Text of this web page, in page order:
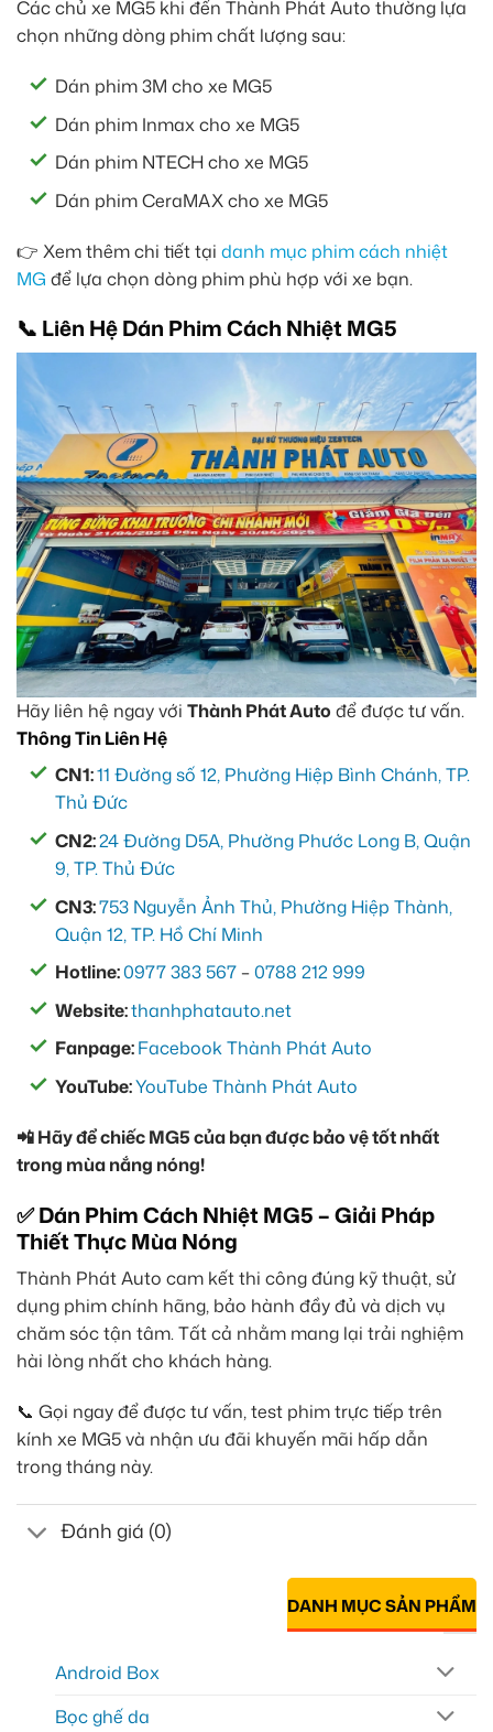
Các chủ xe MG5 khi đến Thành Phát Auto thường lựa
chọn những dòng phim chất lượng sau:
Dán phim 3M cho xe MG5
Dán phim Inmax cho xe MG5
Dán phim NTECH cho xe MG5
Dán phim CeraMAX cho xe MG5
👉 Xem thêm chi tiết tại danh mục phim cách nhiệt
MG để lựa chọn dòng phim phù hợp với xe bạn.
📞 Liên Hệ Dán Phim Cách Nhiệt MG5
Hãy liên hệ ngay với Thành Phát Auto để được tư vấn.
Thông Tin Liên Hệ
CN1:11 Đường số 12, Phường Hiệp Bình Chánh, TP.
Thủ Đức
CN2:24 Đường D5A, Phường Phước Long B, Quận
9, TP. Thủ Đức
CN3:753 Nguyễn Ảnh Thủ, Phường Hiệp Thành,
Quận 12, TP. Hồ Chí Minh
Hotline:0977 383 567 –0788 212 999
Website:thanhphatauto.net
Fanpage:Facebook Thành Phát Auto
YouTube:YouTube Thành Phát Auto
📲 Hãy để chiếc MG5 của bạn được bảo vệ tốt nhất
trong mùa nắng nóng!
✅ Dán Phim Cách Nhiệt MG5 – Giải Pháp
Thiết Thực Mùa Nóng
Thành Phát Auto cam kết thi công đúng kỹ thuật, sử
dụng phim chính hãng, bảo hành đầy đủ và dịch vụ
chăm sóc tận tâm. Tất cả nhằm mang lại trải nghiệm
hài lòng nhất cho khách hàng.
📞 Gọi ngay để được tư vấn, test phim trực tiếp trên
kính xe MG5 và nhận ưu đãi khuyến mãi hấp dẫn
trong tháng này.
Đánh giá (0)
DANH MỤC SẢN PHẨM
Android Box
Bọc ghế da